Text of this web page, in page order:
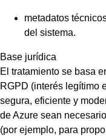
metadatos
del sistema.
Base jurídica
El tratamiento se basa
RGPD (interés legítimo
segura, eficiente y
de Azure sean
(por ejemplo, para